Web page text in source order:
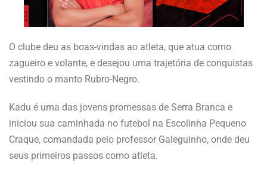
O clube deu as boas-vindas ao atleta, que atua como
zagueiro e volante, e desejou uma trajetória de conquistas
vestindo o manto Rubro-Negro.
Kadu é uma das jovens promessas de Serra Branca e
iniciou sua caminhada no futebol na Escolinha Pequeno
Craque, comandada pelo professor Galeguinho, onde deu
seus primeiros passos como atleta.